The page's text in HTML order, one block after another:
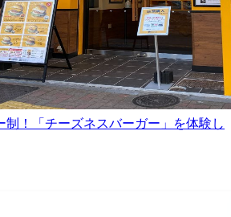
制！「チーズネスバーガー」を体験し